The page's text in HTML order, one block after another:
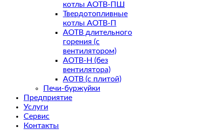
котлы АОТВ-ПШ
Твердотопливные
котлы АОТВ-П
АОТВ длительного
горения (с
вентилятором)
АОТВ-Н (без
вентилятора)
АОТВ (с плитой)
Печи-буржуйки
Предприятие
Услуги
Сервис
Контакты